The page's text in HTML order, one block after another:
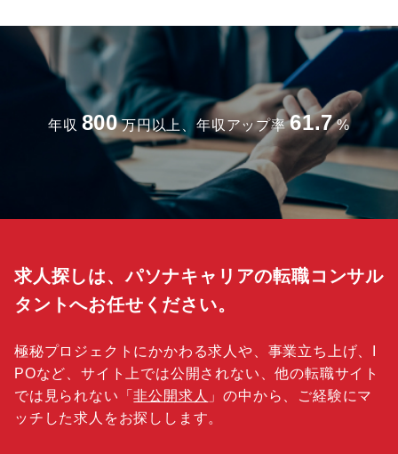
年収 800 万円以上、年収アップ率 61.7 %
求人探しは、パソナキャリアの転職コンサル
タントへお任せください。
極秘プロジェクトにかかわる求人や、事業立ち上げ、I
POなど、サイト上では公開されない、他の転職サイト
では見られない「非公開求人 」の中から、ご経験にマ
ッチした求人をお探しします。